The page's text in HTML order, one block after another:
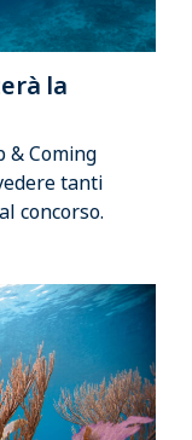
la
& Coming
tanti
concorso.